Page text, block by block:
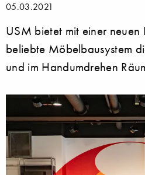
05.03.2021
USM bietet mit einer neuen
beliebte Möbelbausystem
und im Handumdrehen